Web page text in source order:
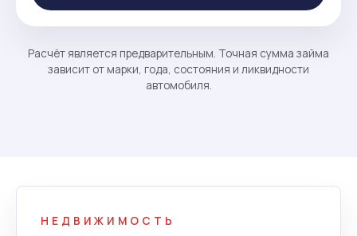
Расчёт является предварительным. Точная сумма займа
зависит от марки, года, состояния и ликвидности
автомобиля.
НЕДВИЖИМОСТЬ